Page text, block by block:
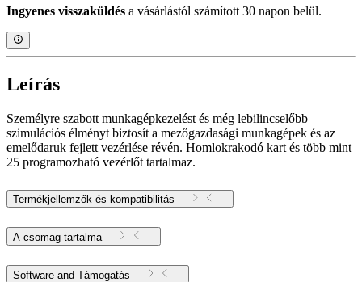
Ingyenes visszaküldés a vásárlástól számított 30 napon belül.
Leírás
Személyre szabott munkagépkezelést és még lebilincselőbb
szimulációs élményt biztosít a mezőgazdasági munkagépek és az
emelődaruk fejlett vezérlése révén. Homlokrakodó kart és több mint
25 programozható vezérlőt tartalmaz.
Termékjellemzők és kompatibilitás
A csomag tartalma
Software and Támogatás